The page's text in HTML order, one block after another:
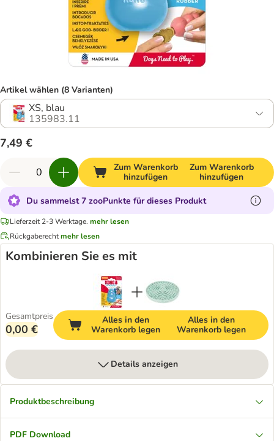
Artikel wählen (8 Varianten)
XS, blau
135983.11
7,49 €
Zum Warenkorb
hinzufügen
Zum Warenkorb
hinzufügen
Du sammelst 7 zooPunkte für dieses Produkt
Lieferzeit 2-3 Werktage. mehr lesen
Rückgaberechtmehr lesen
Kombinieren Sie es mit
Gesamtpreis
0,00 €
Alles in den
Warenkorb legen
Alles in den
Warenkorb legen
Details anzeigen
Produktbeschreibung
PDF Download